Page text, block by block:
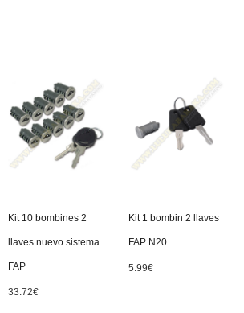
Kit 10 bombines 2
llaves nuevo sistema
FAP
33.72€
Kit 1 bombin 2 llaves
FAP N20
5.99€